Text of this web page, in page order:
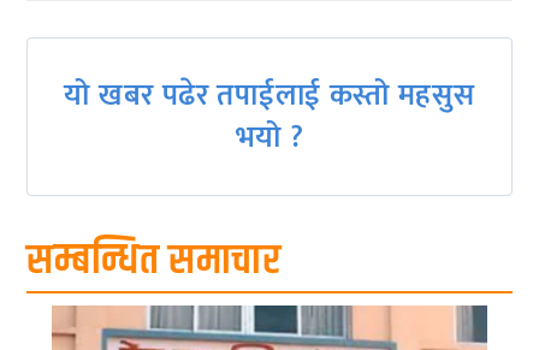
यो खबर पढेर तपाईलाई कस्तो महसुस
भयो ?
सम्बन्धित समाचार